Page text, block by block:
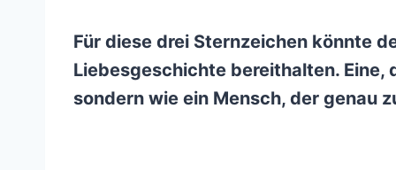
Für diese drei Sternzeichen könnte
Liebesgeschichte bereithalten.
sondern wie ein Mensch, der genau